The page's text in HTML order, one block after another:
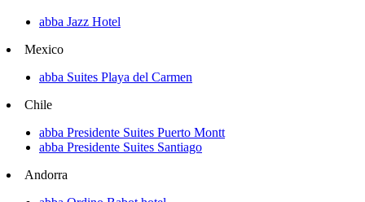
abba Jazz Hotel
Mexico
abba Suites Playa del Carmen
Chile
abba Presidente Suites Puerto Montt
abba Presidente Suites Santiago
Andorra